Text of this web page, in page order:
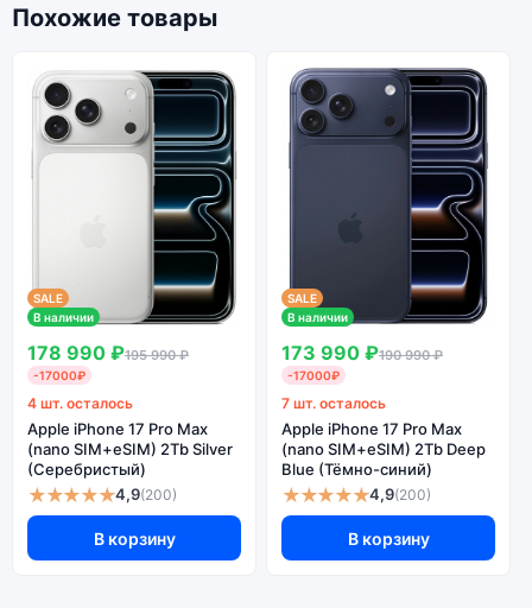
Похожие товары
SALE
В наличии
178 990 ₽195 990 ₽
-17000₽
4 шт. осталось
Apple iPhone 17 Pro Max
(nano SIM+eSIM) 2Tb Silver
(Серебристый)
★★★★★4,9(200)
В корзину
SALE
В наличии
173 990 ₽190 990 ₽
-17000₽
7 шт. осталось
Apple iPhone 17 Pro Max
(nano SIM+eSIM) 2Tb Deep
Blue (Тёмно-синий)
★★★★★4,9(200)
В корзину